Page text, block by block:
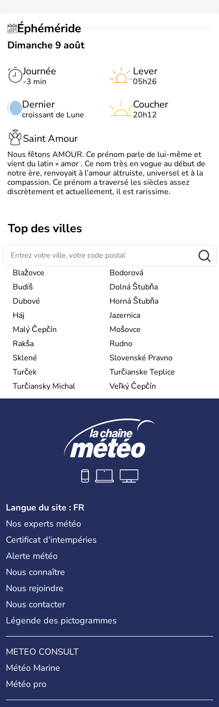
Éphéméride
Dimanche 9 août
Journée
-3 min
Dernier
croissant de Lune
Lever
05h26
Coucher
20h12
Saint Amour
Nous fêtons AMOUR. Ce prénom parle de lui-même et
vient du latin « amor . Ce nom très en vogue au début de
notre ère, renvoyait à l’amour altruiste, universel et à la
compassion. Ce prénom a traversé les siècles assez
discrètement et actuellement, il est rarissime.
Top des villes
Blažovce
Bodorová
Budiš
Dolná Štubňa
Dubové
Horná Štubňa
Háj
Jazernica
Malý Čepčín
Mošovce
Rakša
Rudno
Sklené
Slovenské Pravno
Turček
Turčianske Teplice
Turčiansky Michal
Veľký Čepčín
Langue du site : FR
Nos experts météo
Certificat d'intempéries
Alerte météo
Nous connaître
Nous rejoindre
Nous contacter
Légende des pictogrammes
METEO CONSULT
Météo Marine
Météo pro